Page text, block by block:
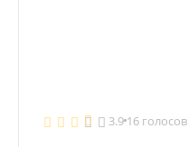
3.9 16 голосов